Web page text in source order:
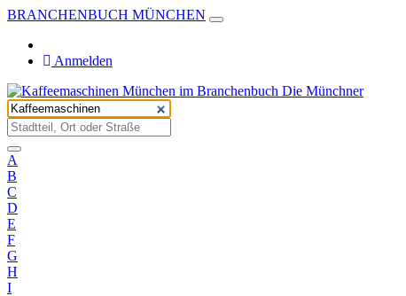
BRANCHENBUCH MÜNCHEN
Anmelden
A
B
C
D
E
F
G
H
I